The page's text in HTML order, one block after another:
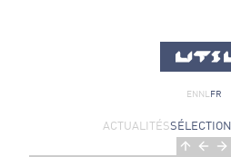
EN NL FR
ACTUALITÉSSÉLECTION